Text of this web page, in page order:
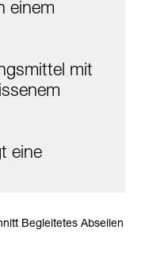
einem
mit
eine
Begleitetes Abseilen